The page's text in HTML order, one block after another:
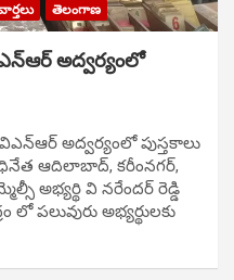
తెలంగాణ
అద్వర్యంలో
అద్వర్యంలో పుస్తకాలు
ఆదిలాబాద్, కరీంనగర్,
అభ్యర్థి వి నరేందర్ రెడ్డి
పలువురు అభ్యర్థులకు